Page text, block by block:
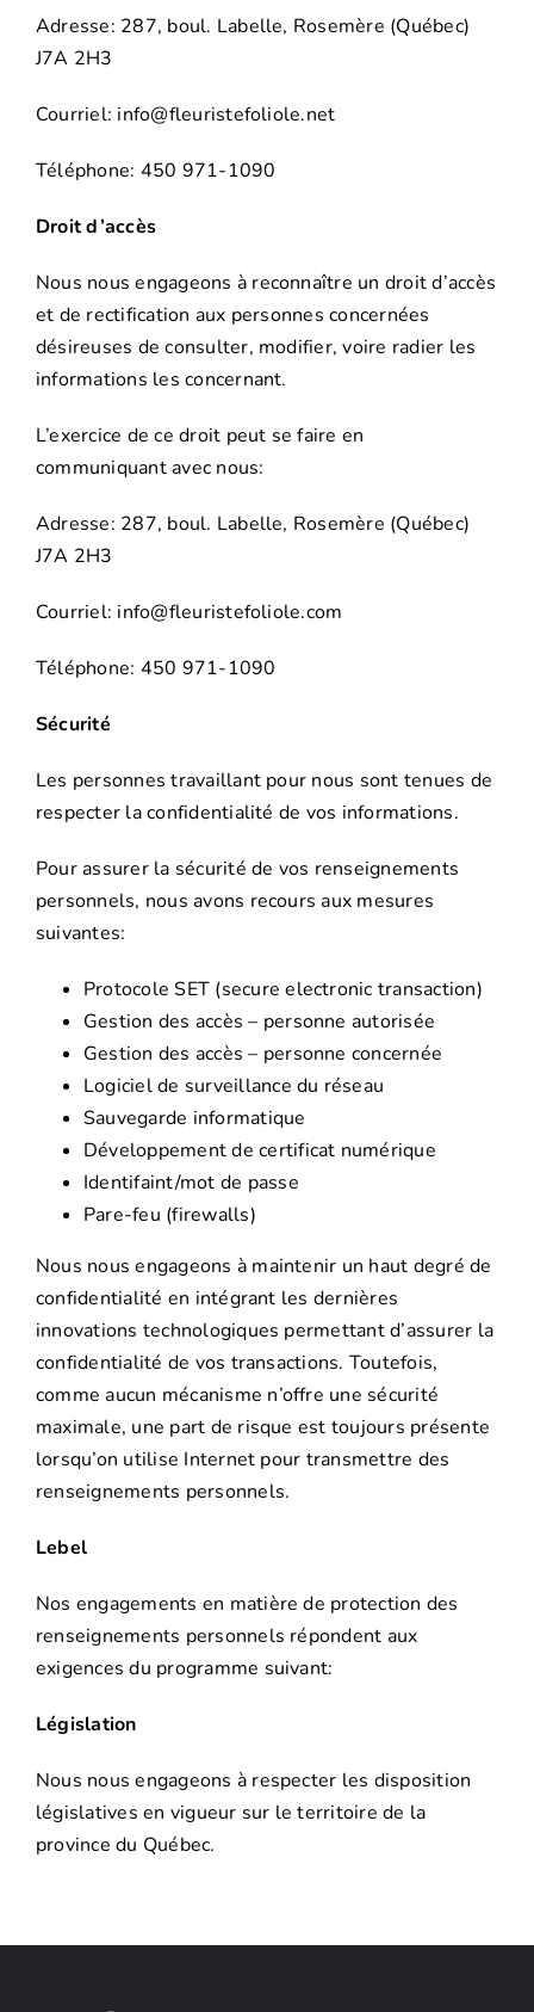
Adresse: 287, boul. Labelle, Rosemère (Québec)
J7A 2H3
Courriel: info@fleuristefoliole.net
Téléphone: 450 971-1090
Droit d’accès
Nous nous engageons à reconnaître un droit d’accès
et de rectification aux personnes concernées
désireuses de consulter, modifier, voire radier les
informations les concernant.
L’exercice de ce droit peut se faire en
communiquant avec nous:
Adresse: 287, boul. Labelle, Rosemère (Québec)
J7A 2H3
Courriel: info@fleuristefoliole.com
Téléphone: 450 971-1090
Sécurité
Les personnes travaillant pour nous sont tenues de
respecter la confidentialité de vos informations.
Pour assurer la sécurité de vos renseignements
personnels, nous avons recours aux mesures
suivantes:
Protocole SET (secure electronic transaction)
Gestion des accès – personne autorisée
Gestion des accès – personne concernée
Logiciel de surveillance du réseau
Sauvegarde informatique
Développement de certificat numérique
Identifaint/mot de passe
Pare-feu (firewalls)
Nous nous engageons à maintenir un haut degré de
confidentialité en intégrant les dernières
innovations technologiques permettant d’assurer la
confidentialité de vos transactions. Toutefois,
comme aucun mécanisme n’offre une sécurité
maximale, une part de risque est toujours présente
lorsqu’on utilise Internet pour transmettre des
renseignements personnels.
Lebel
Nos engagements en matière de protection des
renseignements personnels répondent aux
exigences du programme suivant:
Législation
Nous nous engageons à respecter les disposition
législatives en vigueur sur le territoire de la
province du Québec.